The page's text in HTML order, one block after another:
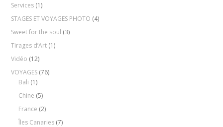
Services (1)
STAGES ET VOYAGES PHOTO (4)
Sweet for the soul (3)
Tirages d’Art (1)
Vidéo (12)
VOYAGES (76)
Bali (1)
Chine (5)
France (2)
Îles Canaries (7)